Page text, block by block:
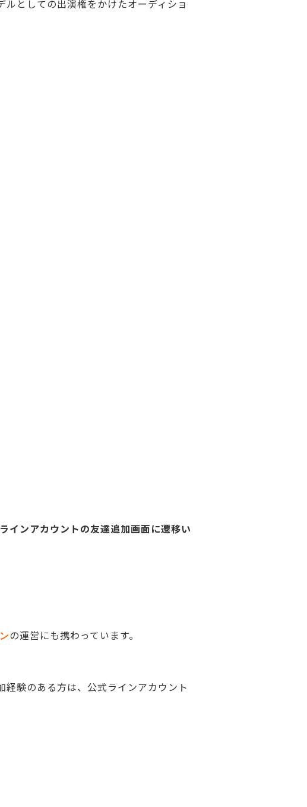
としての出演権をかけたオーディショ
インアカウントの友達追加画面に遷移い
の運営にも携わっています。
験のある方は、公式ラインアカウント